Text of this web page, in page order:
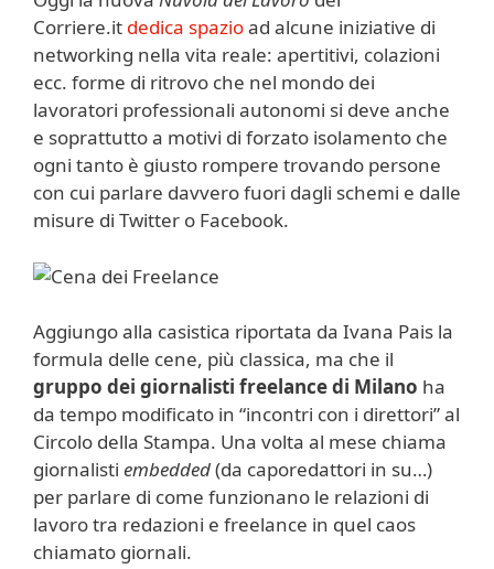
Corriere.it dedica spazioad alcune iniziative di
networking nella vita reale: apertitivi, colazioni
ecc. forme di ritrovo che nel mondo dei
lavoratori professionali autonomi si deve anche
e soprattutto a motivi di forzato isolamento che
ogni tanto è giusto rompere trovando persone
con cui parlare davvero fuori dagli schemi e dalle
misure di Twitter o Facebook.
Aggiungo alla casistica riportata da Ivana Pais la
formula delle cene, più classica, ma che il
gruppo dei giornalisti freelance di Milano ha
da tempo modificato in “incontri con i direttori” al
Circolo della Stampa. Una volta al mese chiama
giornalisti embedded(da caporedattori in su…)
per parlare di come funzionano le relazioni di
lavoro tra redazioni e freelance in quel caos
chiamato giornali.